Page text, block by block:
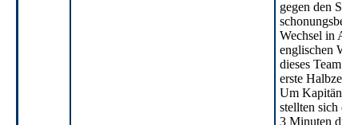
gegen den SV
Wechsel in
englischen
dieses Team
erste Halbzeit.
Um Kapitän
stellten sich
3 Minuten